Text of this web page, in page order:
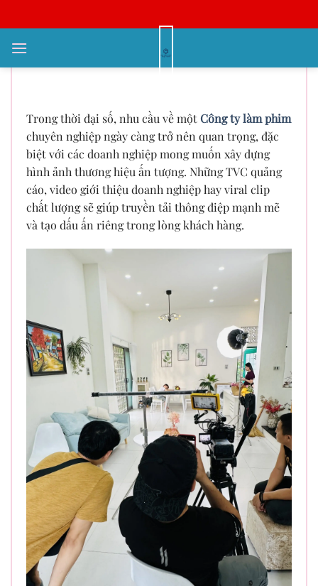
qua
nội
Khám phá công ty làm phim
Trong thời đại số, nhu cầu về mộtCông ty làm phim
chuyên nghiệp ngày càng trở nên quan trọng, đặc
biệt với các doanh nghiệp mong muốn xây dựng
hình ảnh thương hiệu ấn tượng. Những TVC quảng
cáo, video giới thiệu doanh nghiệp hay viral clip
chất lượng sẽ giúp truyền tải thông điệp mạnh mẽ
và tạo dấu ấn riêng trong lòng khách hàng.